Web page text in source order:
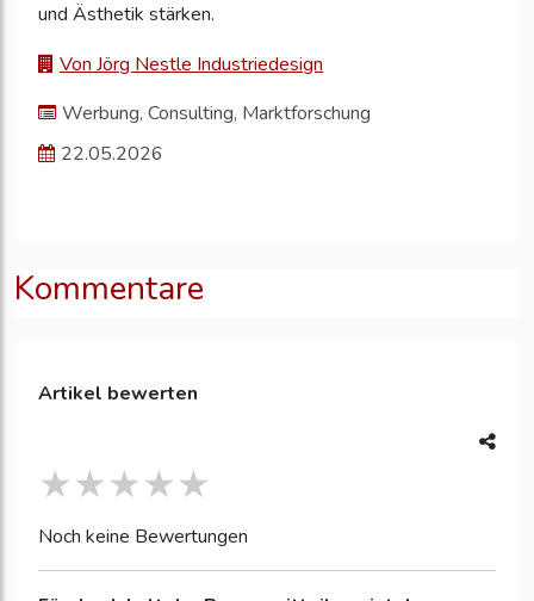
und Ästhetik stärken.
Von Jörg Nestle Industriedesign
Werbung, Consulting, Marktforschung
22.05.2026
Kommentare
Artikel bewerten
Noch keine Bewertungen